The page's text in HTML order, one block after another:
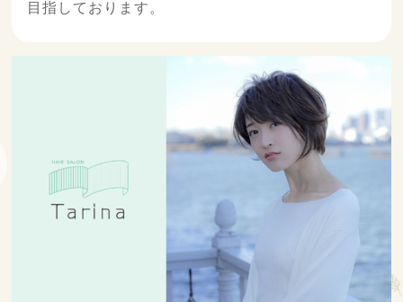
目指しております。